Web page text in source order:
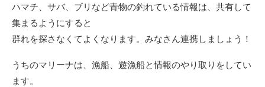
ハマチ、サバ、ブリなど青物の釣れている情報は、共有して
集まるようにすると
群れを探さなくてよくなります。みなさん連携しましょう！
うちのマリーナは、漁船、遊漁船と情報のやり取りをしてい
ます。